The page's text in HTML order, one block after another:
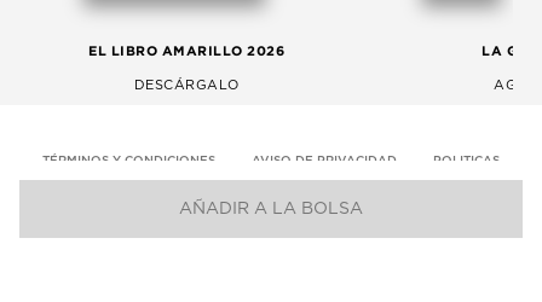
AÑADIR A LA BOLSA
EL LIBRO AMARILLO 2026
DESCÁRGALO
LA
TÉRMINOS Y CONDICIONES AVISO DE PRIVACIDAD POLITICAS